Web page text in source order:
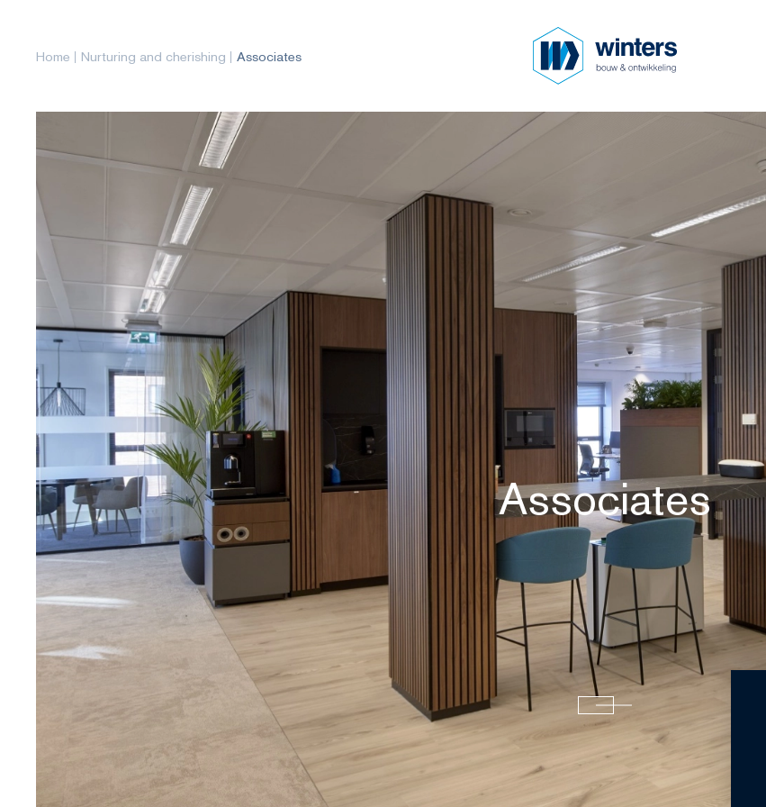
Home Nurturing and cherishing Associates
Associates